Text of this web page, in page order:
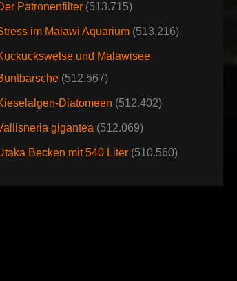
Patronenfilter (513.715)
im Malawi Aquarium (513.216)
und Malawisee
(512.567)
Diatomeen (512.402)
gigantea (512.069)
Becken mit 540 Liter (510.560)